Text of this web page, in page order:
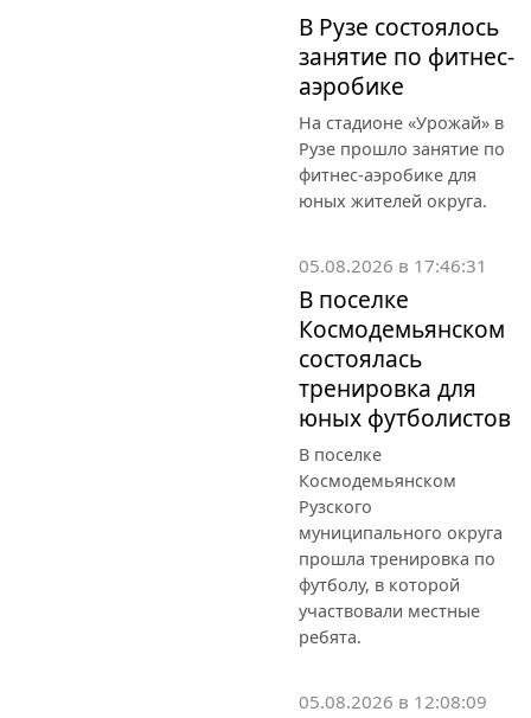
В Рузе состоялось
занятие по фитнес-
аэробике
На стадионе «Урожай» в
Рузе прошло занятие по
фитнес-аэробике для
юных жителей округа.
05.08.2026 в 17:46:31
В поселке
Космодемьянском
состоялась
тренировка для
юных футболистов
В поселке
Космодемьянском
Рузского
муниципального округа
прошла тренировка по
футболу, в которой
участвовали местные
ребята.
05.08.2026 в 12:08:09